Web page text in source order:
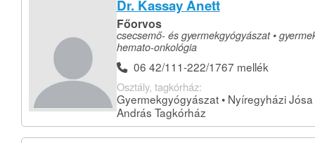
Dr. Kassay Anett
Főorvos
csecsemő- és gyermekgyógyászat •
hemato-onkológia
06 42/111-222/1767 mellék
Osztály, tagkórház:
Gyermekgyógyászat • Nyíregyházi Jósa
András Tagkórház